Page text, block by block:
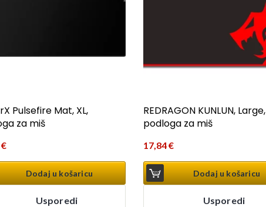
Pulsefire Mat, XL,
za miš
€
Dodaj u košaricu
Usporedi
REDRAGON KUNLUN, Large,
podloga za miš
17,84€
Dodaj u košaricu
Usporedi